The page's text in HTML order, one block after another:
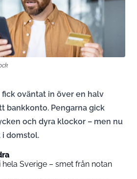
fick oväntat in över en halv
bankkonto. Pengarna gick
och dyra klockor – men nu
i domstol.
Sverige – smet från notan